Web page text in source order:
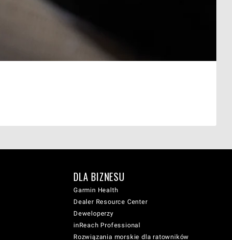
DLA BIZNESU
Garmin Health
Dealer Resource Center
Deweloperzy
inReach Professional
Rozwiązania morskie dla ratowników